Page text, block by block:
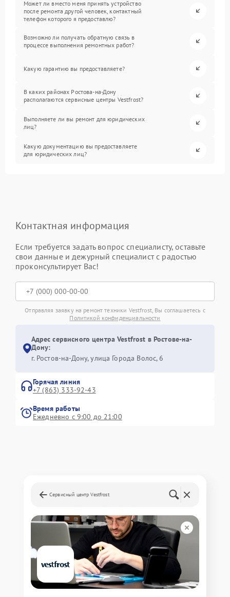
Может ли вместо меня принять устройство
после ремонта другой человек, контактный
телефон которого я предоставлю?
Возможно ли получать обратную связь в
процессе выполнения ремонтных работ?
Какую гарантию вы предоставляете?
В каких районах Ростова-на-Дону
располагаются сервисные центры Vestfrost?
Выполняете ли вы ремонт для юридических
лиц?
Какую документацию вы предоставляете
для юридических лиц?
Контактная информация
Если требуется задать вопрос специалисту, оставьте
свои данные и дежурный специалист с радостью
проконсультирует Вас!
Отправляя заявку на ремонт техники Vestfrost, Вы соглашаетесь с
Политикой конфиденциальности
Адрес сервисного центра Vestfrost в Ростове-на-
Дону:
г. Ростов-на-Дону, улица Города Волос, 6
Горячая линия
+7 (863) 333-92-43
Время работы
Ежедневно с 9:00 до 21:00
Сервисный центр Vestfrost